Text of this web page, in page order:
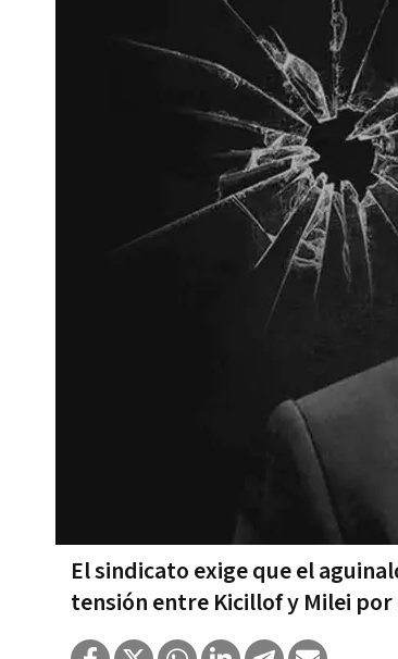
El sindicato exige que el
tensión entre Kicillof y Milei